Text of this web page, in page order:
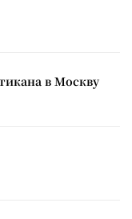
в Москву